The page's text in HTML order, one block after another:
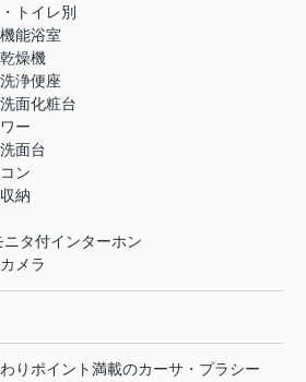
トイレ別
能浴室
燥機
浄便座
面化粧台
ー
面台
ン
納
ニタ付インターホン
メラ
りポイント満載のカーサ・プラシー